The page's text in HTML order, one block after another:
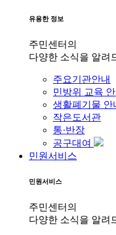
유용한 정보
주민센터의
다양한 소식을 알려
주요기관안내
민방위 교육 안
생활폐기물 안
작은도서관
통·반장
공구대여
민원서비스
민원서비스
주민센터의
다양한 소식을 알려